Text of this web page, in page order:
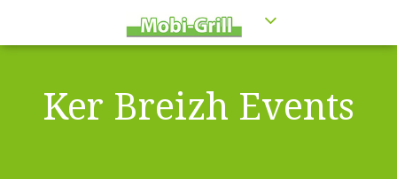
Ker Breizh Events